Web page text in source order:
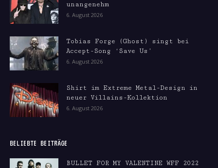
unangenehm
6. August 2026
Tobias Forge (Ghost) singt bei
Accept-Song ‘Save Us’
6. August 2026
Shirt im Extreme Metal-Design in
neuer Villains-Kollektion
6. August 2026
BELIEBTE BEITRÄGE
BULLET FOR MY VALENTINE WFF 2022